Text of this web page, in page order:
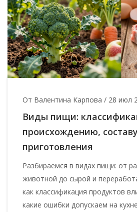
От Валентина Карпова / 28 июл
Виды пищи:
происхождению,
приготовления
Разбираемся в видах пищи: от
животной до сырой и
как классификация продуктов
какие ошибки допускаем на